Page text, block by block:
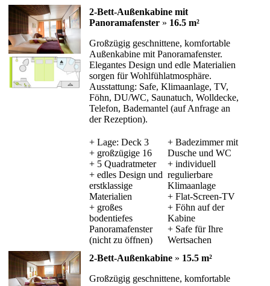
2-Bett-Außenkabine mit
Panoramafenster » 16.5 m²
Großzügig geschnittene, komfortable
Außenkabine mit Panoramafenster.
Elegantes Design und edle Materialien
sorgen für Wohlfühlatmosphäre.
Ausstattung: Safe, Klimaanlage, TV,
Föhn, DU/WC, Saunatuch, Wolldecke,
Telefon, Bademantel (auf Anfrage an
der Rezeption).
+ Lage: Deck 3
+ großzügige 16
+ 5 Quadratmeter
+ edles Design und
erstklassige
Materialien
+ großes
bodentiefes
Panoramafenster
(nicht zu öffnen)
+ Badezimmer mit
Dusche und WC
+ individuell
regulierbare
Klimaanlage
+ Flat-Screen-TV
+ Föhn auf der
Kabine
+ Safe für Ihre
Wertsachen
2-Bett-Außenkabine » 15.5 m²
Großzügig geschnittene, komfortable